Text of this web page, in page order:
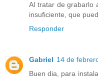
Al tratar de grabarlo
insuficiente, que
Responder
Gabriel 14 de
Buen dia, para